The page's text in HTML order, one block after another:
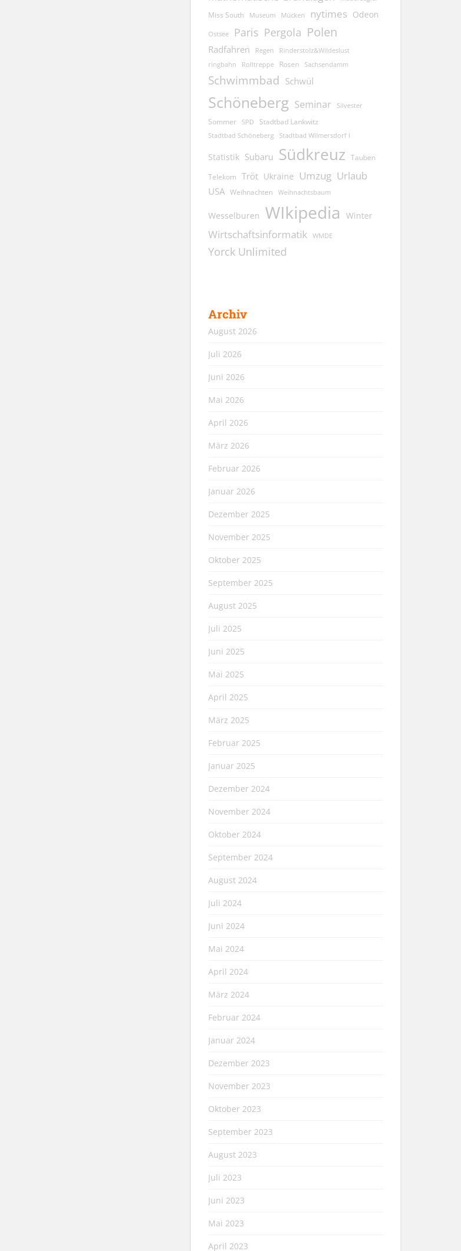
Miss South Museum Mücken nytimes Odeon
Ostsee Paris Pergola Polen
Radfahren Regen Rinderstolz&Wildeslust
ringbahn Rolltreppe Rosen Sachsendamm
Schwimmbad Schwül
Schöneberg Seminar Silvester
Sommer SPD Stadtbad Lankwitz
Stadtbad Schöneberg Stadtbad Wilmersdorf I
Statistik Subaru Südkreuz Tauben
Telekom Tröt Ukraine Umzug Urlaub
USA Weihnachten Weihnachtsbaum
Wesselburen WIkipedia Winter
Wirtschaftsinformatik WMDE
Yorck Unlimited
Archiv
August 2026
Juli 2026
Juni 2026
Mai 2026
April 2026
März 2026
Februar 2026
Januar 2026
Dezember 2025
November 2025
Oktober 2025
September 2025
August 2025
Juli 2025
Juni 2025
Mai 2025
April 2025
März 2025
Februar 2025
Januar 2025
Dezember 2024
November 2024
Oktober 2024
September 2024
August 2024
Juli 2024
Juni 2024
Mai 2024
April 2024
März 2024
Februar 2024
Januar 2024
Dezember 2023
November 2023
Oktober 2023
September 2023
August 2023
Juli 2023
Juni 2023
Mai 2023
April 2023